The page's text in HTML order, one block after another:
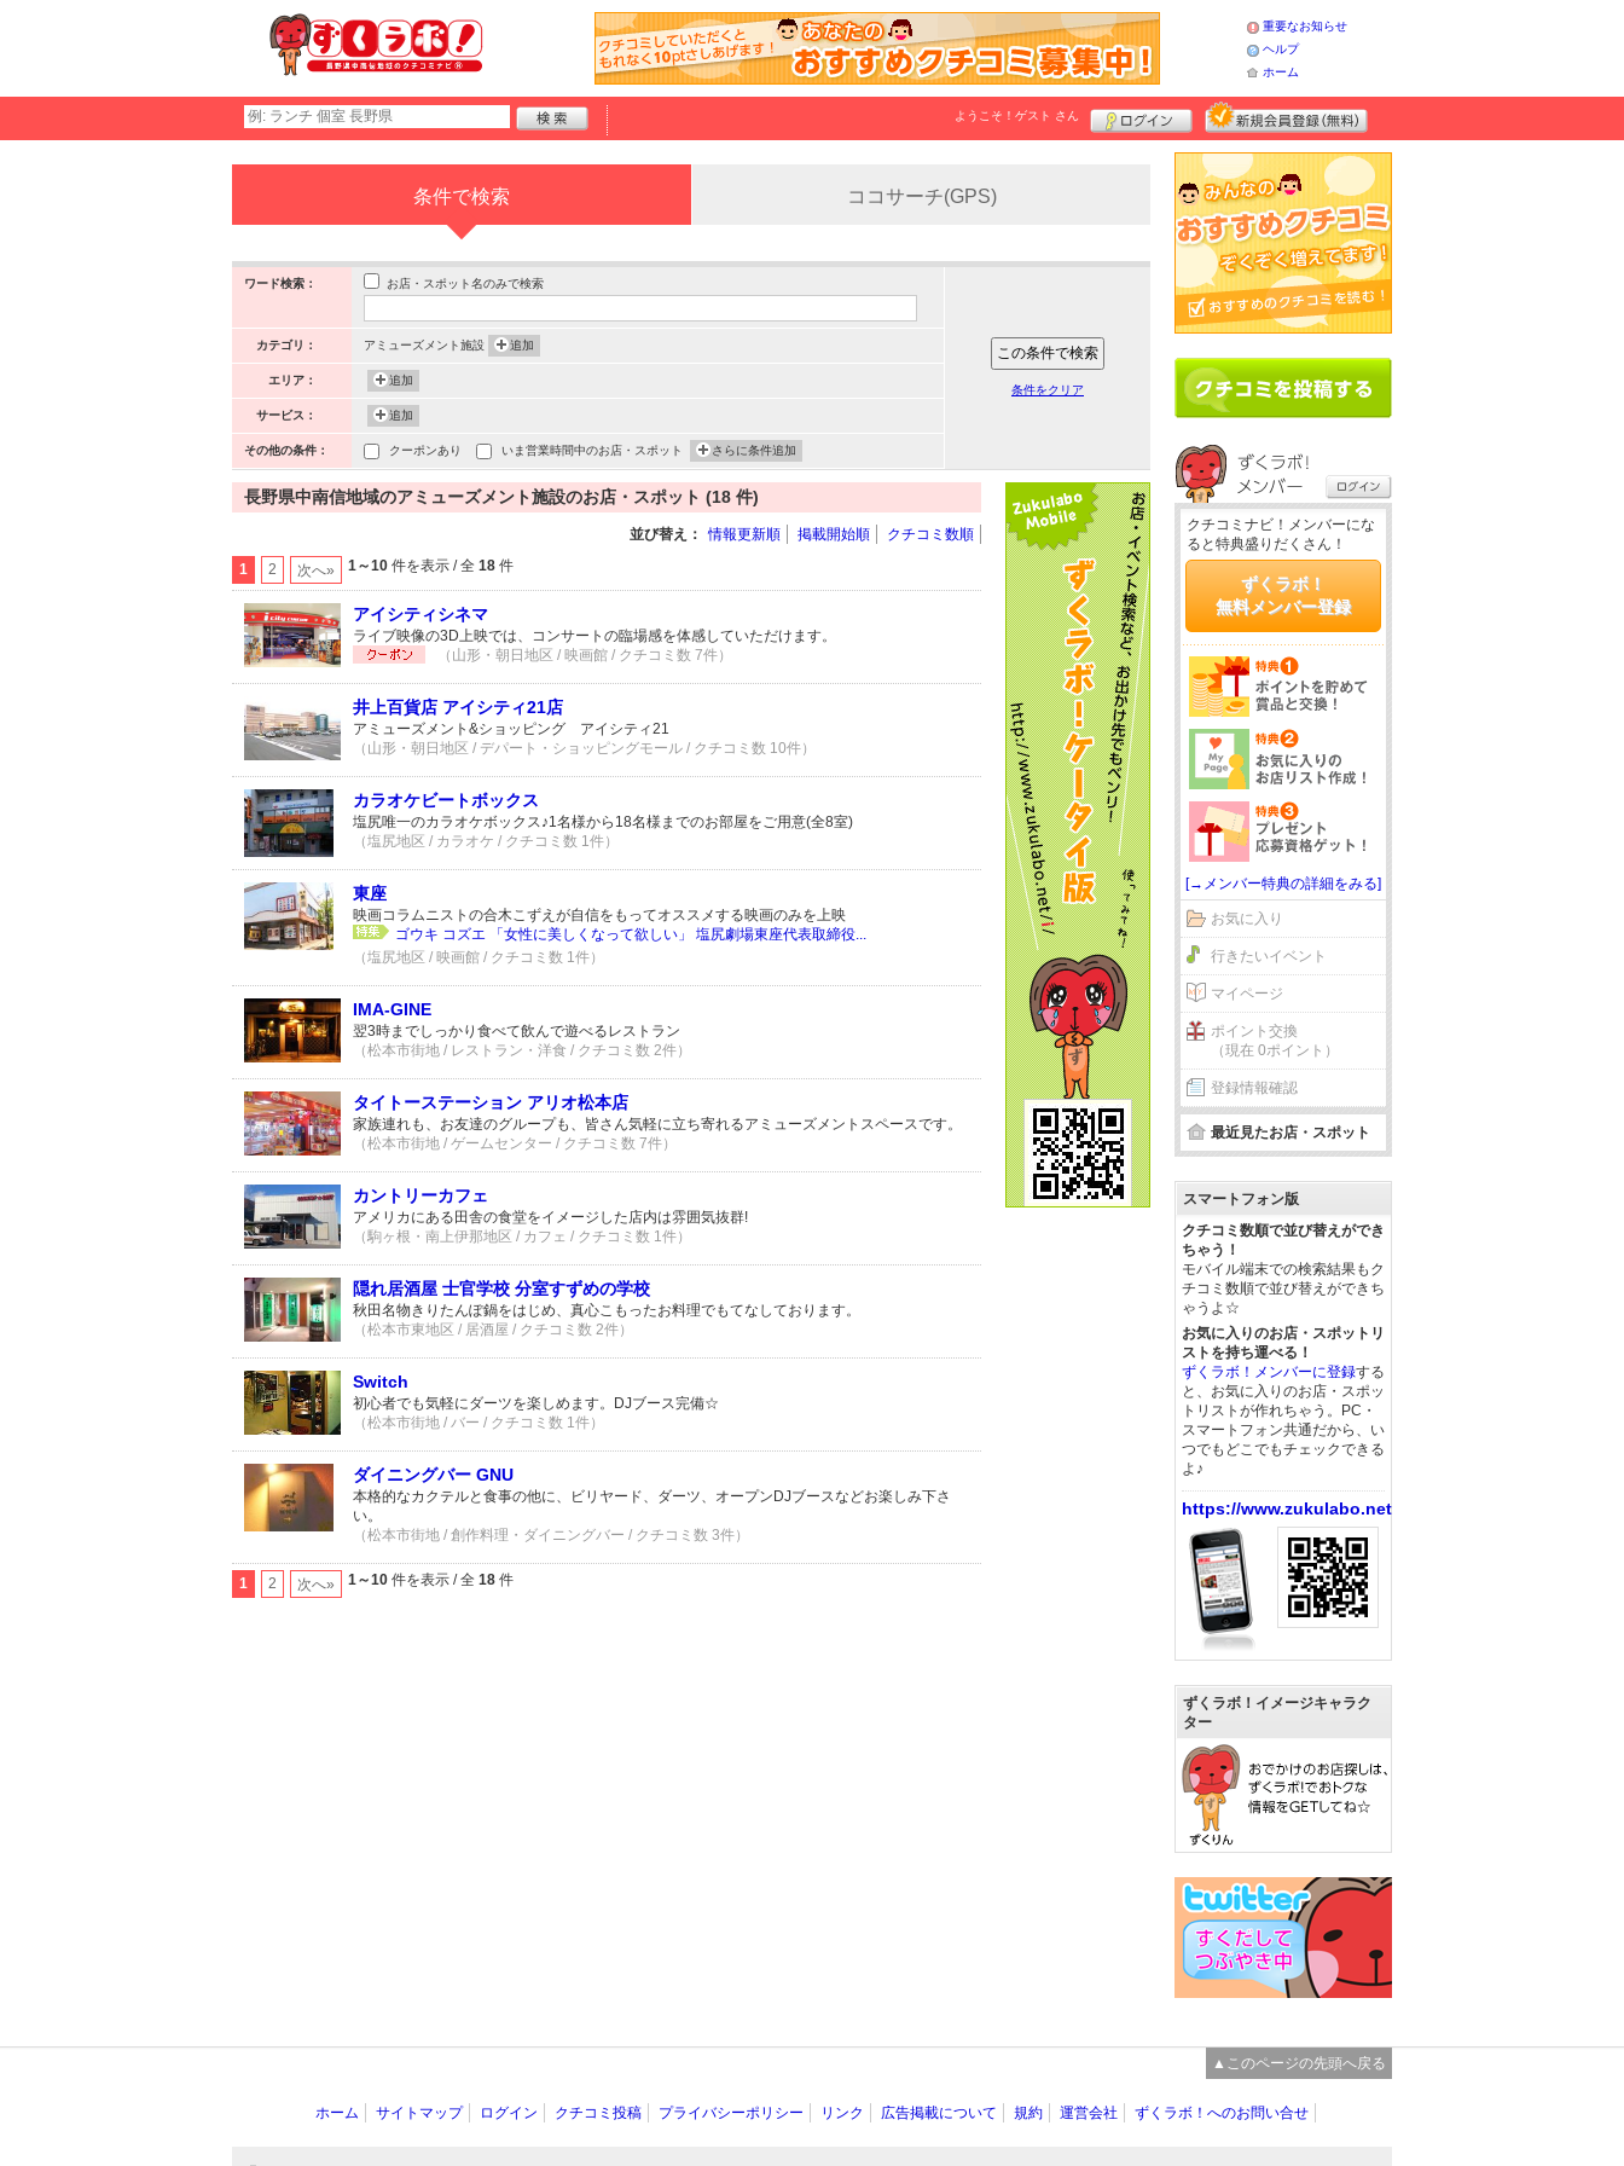
重要なお知らせ
ヘルプ
ホーム
ようこそ！ ゲスト さん
条件で検索 ココサーチ(GPS)
ワード検索： お店・スポット名のみで検索
カテゴリ： アミューズメント施設 追加
エリア： 追加
サービス： 追加
その他の条件： クーポンあり いま営業時間中のお店・スポット さらに条件追加
条件をクリア
長野県中南信地域のアミューズメント施設のお店・スポット (18 件)
並び替え： 情報更新順 掲載開始順 クチコミ数順
1 2 次へ» 1～10 件を表示 / 全 18 件
アイシティシネマ
ライブ映像の3D上映では、コンサートの臨場感を体感していただけます。
（山形・朝日地区 / 映画館 / クチコミ数 7件）
井上百貨店 アイシティ21店
アミューズメント&ショッピング アイシティ21
（山形・朝日地区 / デパート・ショッピングモール / クチコミ数 10件）
カラオケビートボックス
塩尻唯一のカラオケボックス♪1名様から18名様までのお部屋をご用意(全8室)
（塩尻地区 / カラオケ / クチコミ数 1件）
東座
映画コラムニストの合木こずえが自信をもってオススメする映画のみを上映
ゴウキ コズエ 「女性に美しくなって欲しい」 塩尻劇場東座代表取締役...
（塩尻地区 / 映画館 / クチコミ数 1件）
IMA-GINE
翌3時までしっかり食べて飲んで遊べるレストラン
（松本市街地 / レストラン・洋食 / クチコミ数 2件）
タイトーステーション アリオ松本店
家族連れも、お友達のグループも、皆さん気軽に立ち寄れるアミューズメントスペースです。
（松本市街地 / ゲームセンター / クチコミ数 7件）
カントリーカフェ
アメリカにある田舎の食堂をイメージした店内は雰囲気抜群!
（駒ヶ根・南上伊那地区 / カフェ / クチコミ数 1件）
隠れ居酒屋 士官学校 分室すずめの学校
秋田名物きりたんぽ鍋をはじめ、真心こもったお料理でもてなしております。
（松本市東地区 / 居酒屋 / クチコミ数 2件）
Switch
初心者でも気軽にダーツを楽しめます。DJブース完備☆
（松本市街地 / バー / クチコミ数 1件）
ダイニングバー GNU
本格的なカクテルと食事の他に、ビリヤード、ダーツ、オープンDJブースなどお楽しみ下さ
い。
（松本市街地 / 創作料理・ダイニングバー / クチコミ数 3件）
1 2 次へ» 1～10 件を表示 / 全 18 件
クチコミナビ！メンバーにな
ると特典盛りだくさん！
ずくラボ！
無料メンバー登録
[→メンバー特典の詳細をみる]
お気に入り
行きたいイベント
マイページ
ポイント交換
（現在 0ポイント）
登録情報確認
最近見たお店・スポット
スマートフォン版
クチコミ数順で並び替えができ
ちゃう！
モバイル端末での検索結果もク
チコミ数順で並び替えができち
ゃうよ☆
お気に入りのお店・スポットリ
ストを持ち運べる！
ずくラボ！メンバーに登録する
と、お気に入りのお店・スポッ
トリストが作れちゃう。PC・
スマートフォン共通だから、い
つでもどこでもチェックできる
よ♪
https://www.zukulabo.net/
ずくラボ！イメージキャラク
ター
▲このページの先頭へ戻る
ホーム サイトマップ ログイン クチコミ投稿 プライバシーポリシー リンク 広告掲載について 規約 運営会社 ずくラボ！へのお問い合せ